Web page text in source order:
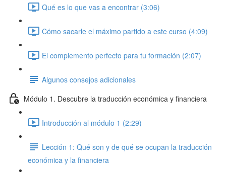
Qué es lo que vas a encontrar (3:06)
Cómo sacarle el máximo partido a este curso (4:09)
El complemento perfecto para tu formación (2:07)
Algunos consejos adicionales
Módulo 1. Descubre la traducción económica y financiera
Introducción al módulo 1 (2:29)
Lección 1: Qué son y de qué se ocupan la traducción
económica y la financiera